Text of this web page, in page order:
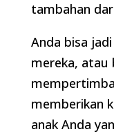
tambahan
Anda bisa
mereka, atau
memberikan
anak Anda